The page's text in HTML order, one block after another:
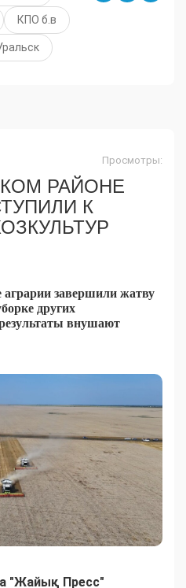
КПО б.в
Просмотры:
РАЙОНЕ
К
завершили жатву
других
внушают
"Жайық Пресс"